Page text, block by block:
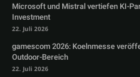
Microsoft und Mistral vertiefen KI-
Investment
22. Juli 2026
gamescom 2026: Koelnmesse
Outdoor-Bereich
22. Juli 2026